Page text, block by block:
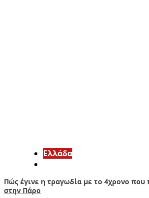
Ελλάδα
Πώς έγινε η τραγωδία με το 4χρονο που
στην Πάρο